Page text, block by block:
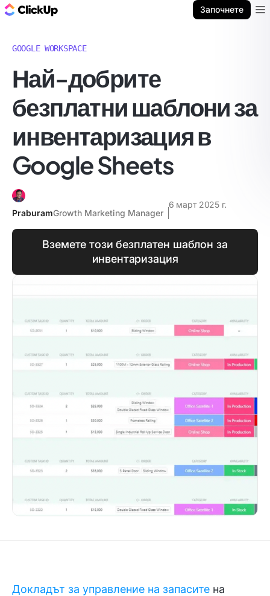
Започнете
GOOGLE WORKSPACE
Най-добрите
безплатни шаблони за
инвентаризация в
Google Sheets
PraburamGrowth Marketing Manager
6 март 2025 г.
Вземете този безплатен шаблон за
инвентаризация
Докладът за управление на запасите на